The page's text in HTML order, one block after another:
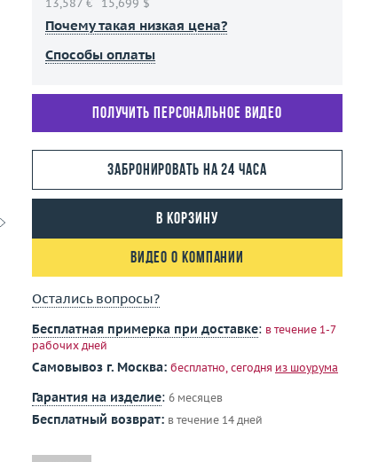
13,587 € 15,699 $
Почему такая низкая цена?
Способы оплаты
Получить персональное видео
Забронировать на 24 часа
В корзину
Видео о компании
Остались вопросы?
Бесплатная примерка при доставке: в течение 1-7
рабочих дней
Самовывоз г. Москва: бесплатно, сегодня из шоурума
Гарантия на изделие: 6 месяцев
Бесплатный возврат: в течение 14 дней